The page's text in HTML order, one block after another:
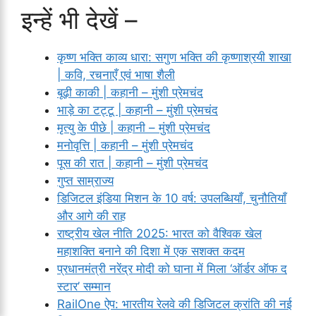
इन्हें भी देखें –
कृष्ण भक्ति काव्य धारा: सगुण भक्ति की कृष्णाश्रयी शाखा
| कवि, रचनाएँ एवं भाषा शैली
बूढ़ी काकी | कहानी – मुंशी प्रेमचंद
भाड़े का टट्टू | कहानी – मुंशी प्रेमचंद
मृत्यु के पीछे | कहानी – मुंशी प्रेमचंद
मनोवृत्ति | कहानी – मुंशी प्रेमचंद
पूस की रात | कहानी – मुंशी प्रेमचंद
गुप्त साम्राज्य
डिजिटल इंडिया मिशन के 10 वर्ष: उपलब्धियाँ, चुनौतियाँ
और आगे की राह
राष्ट्रीय खेल नीति 2025: भारत को वैश्विक खेल
महाशक्ति बनाने की दिशा में एक सशक्त कदम
प्रधानमंत्री नरेंद्र मोदी को घाना में मिला ‘ऑर्डर ऑफ द
स्टार’ सम्मान
RailOne ऐप: भारतीय रेलवे की डिजिटल क्रांति की नई